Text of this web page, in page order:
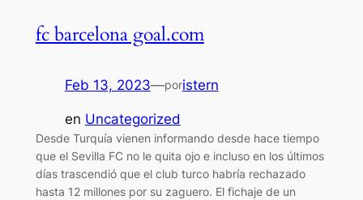
fc barcelona goal.com
Feb 13, 2023—poristern
en Uncategorized
Desde Turquía vienen informando desde hace tiempo
que el Sevilla FC no le quita ojo e incluso en los últimos
días trascendió que el club turco habría rechazado
hasta 12 millones por su zaguero. El fichaje de un